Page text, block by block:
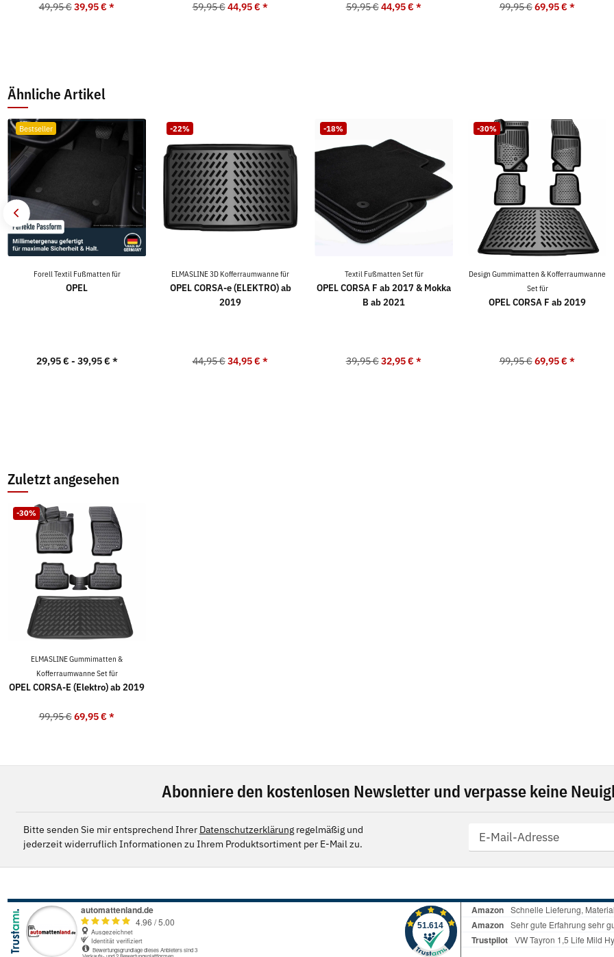
49,95 € 39,95 €* 59,95 € 44,95 €* 59,95 € 44,95 €* 99,95 € 69,95 €*
Ähnliche Artikel
Bestseller
Forell Textil Fußmatten für
OPEL
29,95 € - 39,95 € *
-22%
ELMASLINE 3D Kofferraumwanne für
OPEL CORSA-e (ELEKTRO) ab
2019
44,95 € 34,95 €*
-18%
Textil Fußmatten Set für
OPEL CORSA F ab 2017 & Mokka
B ab 2021
39,95 € 32,95 €*
-30%
Design Gummimatten & Kofferraumwanne
Set für
OPEL CORSA F ab 2019
99,95 € 69,95 €*
Zuletzt angesehen
-30%
ELMASLINE Gummimatten &
Kofferraumwanne Set für
OPEL CORSA-E (Elektro) ab 2019
99,95 € 69,95 €*
Abonniere den kostenlosen Newsletter und verpasse keine
Bitte senden Sie mir entsprechend Ihrer Datenschutzerklärungregelmäßig und
jederzeit widerruflich Informationen zu Ihrem Produktsortiment per E-Mail zu.